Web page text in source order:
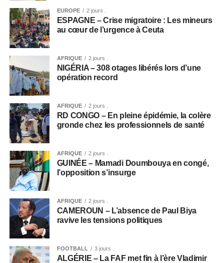
EUROPE 2 jours .
ESPAGNE – Crise migratoire : Les mineurs
au cœur de l’urgence à Ceuta
AFRIQUE 2 jours .
NIGÉRIA – 308 otages libérés lors d’une
opération record
AFRIQUE 2 jours .
RD CONGO – En pleine épidémie, la colère
gronde chez les professionnels de santé
AFRIQUE 2 jours .
GUINÉE – Mamadi Doumbouya en congé,
l’opposition s’insurge
AFRIQUE 2 jours .
CAMEROUN – L’absence de Paul Biya
ravive les tensions politiques
FOOTBALL 3 jours .
ALGÉRIE – La FAF met fin à l’ère Vladimir